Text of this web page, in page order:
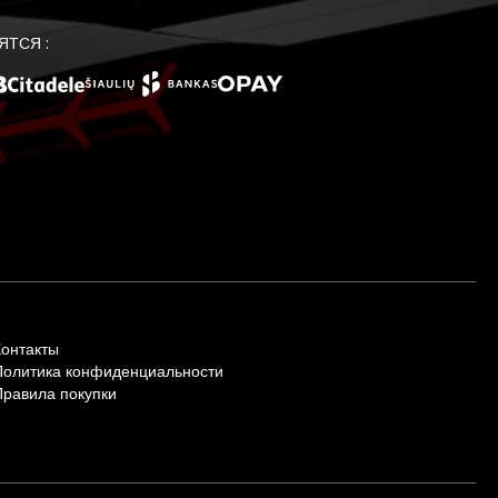
:
конфиденциальности
покупки